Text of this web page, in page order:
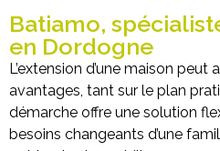
Batiamo,
en Dordogne
L’extension d’une maison
avantages, tant sur le plan
démarche offre une solution
besoins changeants d’une